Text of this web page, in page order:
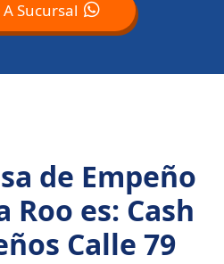
Sucursal
de Empeño
es: Cash
Calle 79